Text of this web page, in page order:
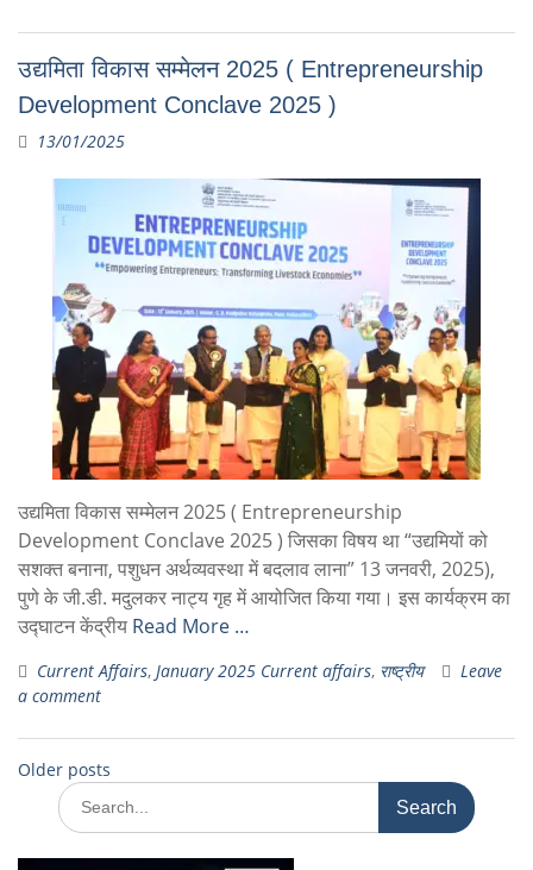
उद्यमिता विकास सम्मेलन 2025 ( Entrepreneurship
Development Conclave 2025 )
13/01/2025
उद्यमिता विकास सम्मेलन 2025 ( Entrepreneurship
Development Conclave 2025 ) जिसका विषय था “उद्यमियों को
सशक्त बनाना, पशुधन अर्थव्यवस्था में बदलाव लाना” 13 जनवरी, 2025),
पुणे के जी.डी. मदुलकर नाट्य गृह में आयोजित किया गया। इस कार्यक्रम का
उद्घाटन केंद्रीय Read More …
Current Affairs, January 2025 Current affairs, राष्ट्रीय
Leave
a comment
Older posts